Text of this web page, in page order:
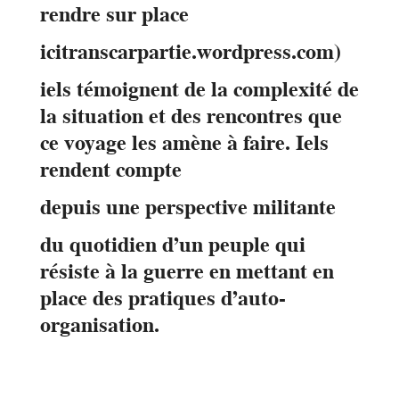
rendre sur place
icitranscarpartie.wordpress.com)
iels témoignent de la complexité de
la situation et des rencontres que
ce voyage les amène à faire. Iels
rendent compte
depuis une perspective militante
du quotidien d’un peuple qui
résiste à la guerre en mettant en
place des pratiques d’auto-
organisation.